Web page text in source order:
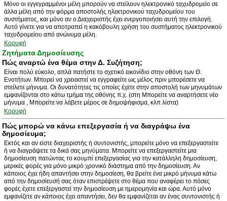
Μόνο οι εγγεγραμμένοι μέλη μπορούν να στείλουν ηλεκτρονικό ταχυδρομείο σε
άλλα μέλη από την φόρμα αποστολής ηλεκτρονικού ταχυδρομείου του
συστήματος, και μόνο αν ο Διαχειριστής έχει ενεργοποιήσει αυτή την επιλογή.
Αυτό γίνετε για να αποτραπεί η κακόβουλη χρήση του συστήματος ηλεκτρονικού
ταχυδρομείου από ανώνυμα μέλη.
Κορυφή
Ζητήματα Δημοσίευσης
Πώς αναρτώ ένα θέμα στην Δ. Συζήτηση;
Είναι πολύ εύκολο, απλά πατήστε το σχετικό εικονίδιο στην οθόνη των Θ.
Ενοτήτων. Μπορεί να χρειαστεί να εγγραφείτε ως μέλος πριν μπορέσετε να
στείλετε μήνυμα. Οι δυνατότητες τις οποίες έχετε στην αποστολή των μηνυμάτων
εμφανίζονται στο κάτω τμήμα της οθόνης π.χ. (στη Μπορείτε να αναρτήσετε νέο
μήνυμα , Μπορείτε να λάβετε μέρος σε δημοψήφισμα, κλπ λίστα)
Κορυφή
Πώς μπορώ να κάνω επεξεργασία ή να διαγράψω ένα
δημοσίευμα;
Εκτός και αν είστε διαχειριστής ή συντονιστής, μπορείτε μόνο να επεξεργαστείτε
ή να διαγράψετε τα δικά σας μηνύματα. Μπορείτε να επεξεργαστείτε μια
δημοσίευση πατώντας το κουμπί επεξεργασίας για την κατάλληλη δημοσίευση,
μερικές φορές για μόνο μικρό χρονικό διάστημα από την δημοσίευση. Αν
κάποιος έχει ήδη απαντήσει στην δημοσίεση, θα βρείτε ένα μικρό μήνυμα κάτω
από την δημοσίευσή σας όταν επιστρέψετε στο θέμα που αναφέρει το πόσες
φορές έχετε επεξεργαστεί την δημοσίευση με ημερομηνία και ώρα. Αυτό μόνο
εμφανίζετε αν κάποιος έχει απαντήσει, δεν θα εμφανίζεται αν ένας συντονιστής ή